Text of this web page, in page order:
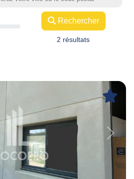
Rechercher
2 résultats
Next